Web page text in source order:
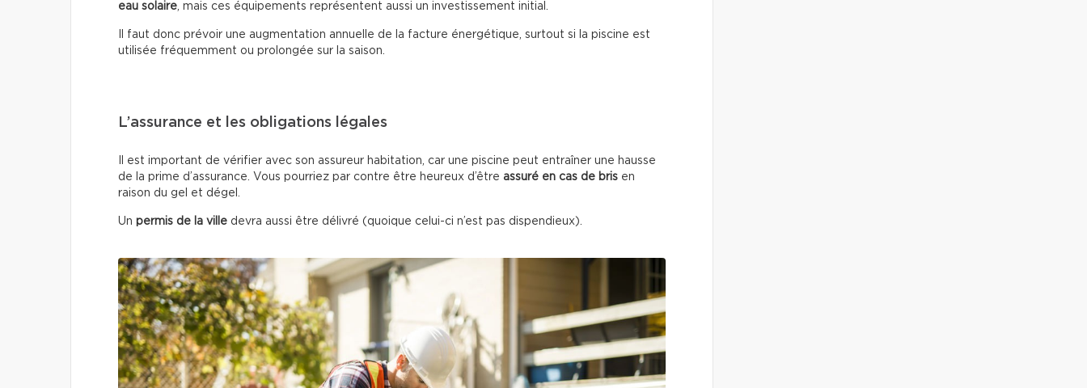
eau solaire, mais ces équipements représentent aussi un investissement initial.
Il faut donc prévoir une augmentation annuelle de la facture énergétique, surtout si la piscine est
utilisée fréquemment ou prolongée sur la saison.
L’assurance et les obligations légales
Il est important de vérifier avec son assureur habitation, car une piscine peut entraîner une hausse
de la prime d’assurance. Vous pourriez par contre être heureux d’être assuré en cas de bris en
raison du gel et dégel.
Un permis de la ville devra aussi être délivré (quoique celui-ci n’est pas dispendieux).